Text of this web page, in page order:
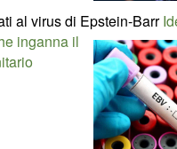
al virus di Epstein-Barr
inganna il